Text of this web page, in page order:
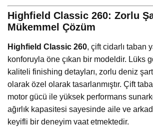
Highfield Classic 260: Zorlu
Mükemmel Çözüm
Highfield Classic 260, çift cidarlı taban
konforuyla öne çıkan bir modeldir. Lüks
kaliteli finishing detayları, zorlu deniz
olarak özel olarak tasarlanmıştır. Çift
motor gücü ile yüksek performans
ağırlık kapasitesi sayesinde aile ve
keyifli bir deneyim vaat etmektedir.